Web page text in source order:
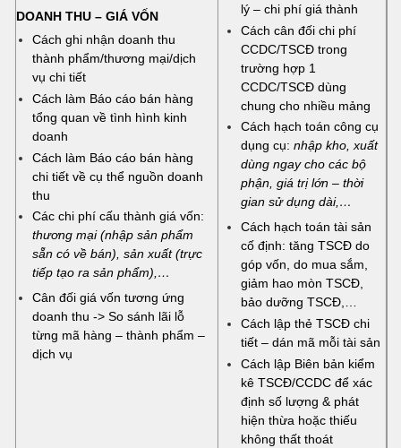
DOANH THU – GIÁ VỐN
Cách ghi nhận doanh thu
thành phẩm/thương mại/dịch
vụ chi tiết
Cách làm Báo cáo bán hàng
tổng quan về tình hình kinh
doanh
Cách làm Báo cáo bán hàng
chi tiết về cụ thể nguồn doanh
thu
Các chi phí cấu thành giá vốn:
thương mại (nhập sản phẩm
sẵn có về bán), sản xuất (trực
tiếp tạo ra sản phẩm),…
Cân đối giá vốn tương ứng
doanh thu -> So sánh lãi lỗ
từng mã hàng – thành phẩm –
dịch vụ
lý – chi phí giá thành
Cách cân đối chi phí
CCDC/TSCĐ trong
trường hợp 1
CCDC/TSCĐ dùng
chung cho nhiều mảng
Cách hạch toán công cụ
dụng cụ:nhập kho, xuất
dùng ngay cho các bộ
phận, giá trị lớn – thời
gian sử dụng dài,…
Cách hạch toán tài sản
cố định: tăng TSCĐ do
góp vốn, do mua sắm,
giảm hao mòn TSCĐ,
bảo dưỡng TSCĐ,…
Cách lập thẻ TSCĐ chi
tiết – dán mã mỗi tài sản
Cách lập Biên bản kiểm
kê TSCĐ/CCDC để xác
định số lượng & phát
hiện thừa hoặc thiếu
không thất thoát